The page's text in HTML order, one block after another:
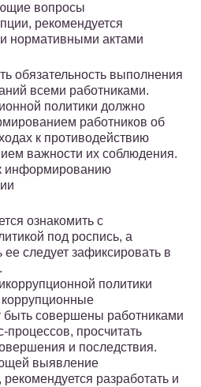
вопросы
рекомендуется
нормативными актами
обязательность выполнения
всеми работниками.
политики должно
работников об
к противодействию
важности их соблюдения.
информированию
ознакомить с
под роспись, а
следует зафиксировать в
политики
быть совершены работниками
процессов, просчитать
и последствия.
выявление
разработать и